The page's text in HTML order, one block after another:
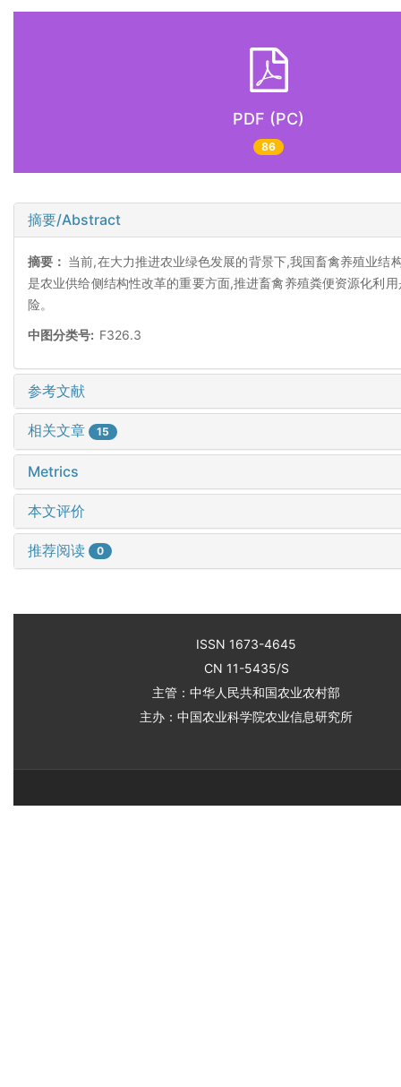
PDF (PC)
86
摘要/Abstract
摘要： 当前,在大力推进农业绿色发展的背景下,我国畜禽养殖业
是农业供给侧结构性改革的重要方面,推进畜禽养殖粪便资源化利
险。
中图分类号: F326.3
参考文献
相关文章 15
Metrics
本文评价
推荐阅读 0
ISSN 1673-4645
CN 11-5435/S
主管：中华人民共和国农业农村部
主办：中国农业科学院农业信息研究所